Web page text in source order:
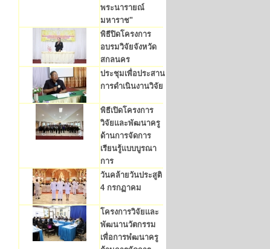
พระนารายณ์
มหาราช"
พิธีปิดโครงการ
อบรมวิจัยจังหวัด
สกลนคร
ประชุมเพื่อประสาน
การดำเนินงานวิจัย
พิธีเปิดโครงการ
วิจัยและพัฒนาครู
ด้านการจัดการ
เรียนรู้แบบบูรณา
การ
วันคล้ายวันประสูติ
4 กรกฏาคม
โครงการวิจัยและ
พัฒนานวัตกรรม
เพื่อการพํฒนาครู